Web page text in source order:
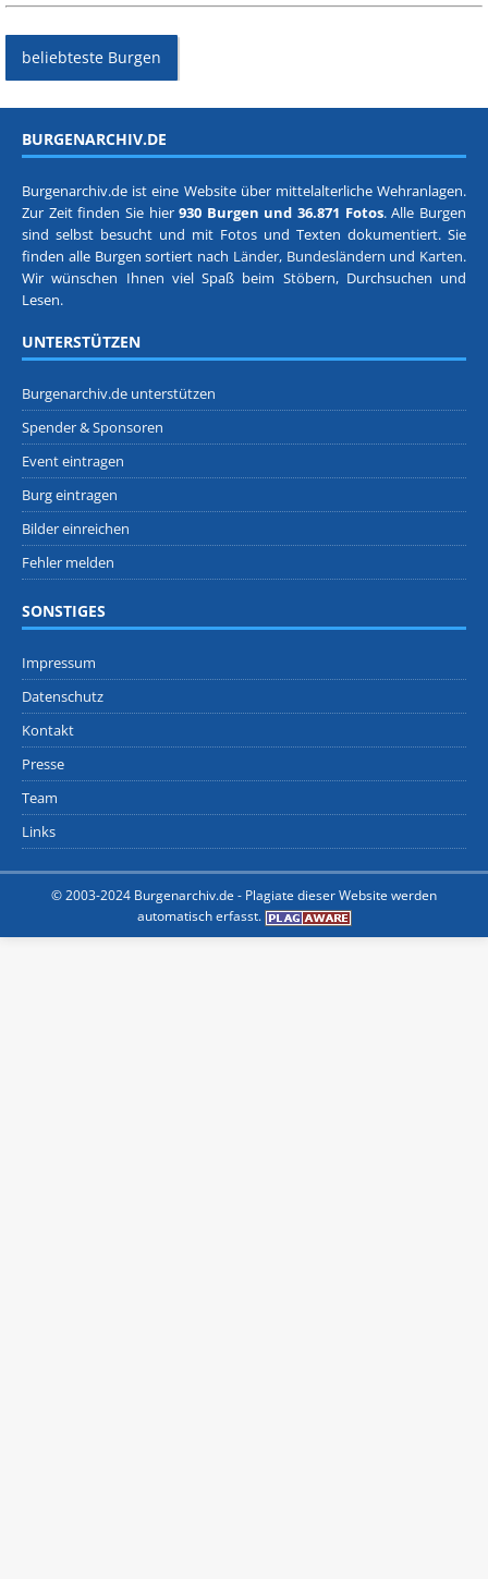
beliebteste Burgen
BURGENARCHIV.DE
Burgenarchiv.de ist eine Website über mittelalterliche Wehranlagen.
Zur Zeit finden Sie hier930 Burgen und 36.871 Fotos. Alle Burgen
sind selbst besucht und mit Fotos und Texten dokumentiert. Sie
finden alle Burgen sortiert nach Länder, Bundesländern und Karten.
Wir wünschen Ihnen viel Spaß beim Stöbern, Durchsuchen und
Lesen.
UNTERSTÜTZEN
Burgenarchiv.de unterstützen
Spender & Sponsoren
Event eintragen
Burg eintragen
Bilder einreichen
Fehler melden
SONSTIGES
Impressum
Datenschutz
Kontakt
Presse
Team
Links
© 2003-2024 Burgenarchiv.de - Plagiate dieser Website werden
automatisch erfasst.